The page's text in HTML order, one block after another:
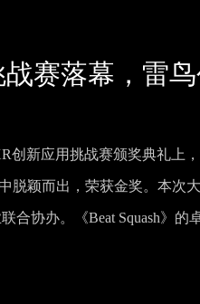
赛落幕，雷
新应用挑战赛颁奖典礼上，
脱颖而出，荣获金奖。本次
合协办。《Beat Squash》